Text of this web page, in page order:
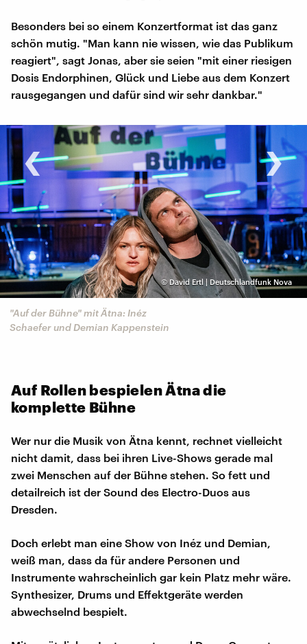
Besonders bei so einem Konzertformat ist das ganz
schön mutig. "Man kann nie wissen, wie das Publikum
reagiert", sagt Jonas, aber sie seien "mit einer riesigen
Dosis Endorphinen, Glück und Liebe aus dem Konzert
rausgegangen und dafür sind wir sehr dankbar."
©David Ertl | Deutschlandfunk Nova
"Auf der Bühne" mit Ätna: Inéz
Schaefer und Demian Kappenstein
‹ ›
Auf Rollen bespielen Ätna die
komplette Bühne
Wer nur die Musik von Ätna kennt, rechnet vielleicht
nicht damit, dass bei ihren Live-Shows gerade mal
zwei Menschen auf der Bühne stehen. So fett und
detailreich ist der Sound des Electro-Duos aus
Dresden.
Doch erlebt man eine Show von Inéz und Demian,
weiß man, dass da für andere Personen und
Instrumente wahrscheinlich gar kein Platz mehr wäre.
Synthesizer, Drums und Effektgeräte werden
abwechselnd bespielt.